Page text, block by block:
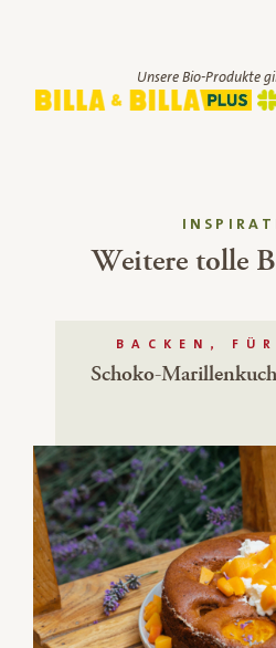
Unsere Bio-Produkte
Weitere tolle
BACKEN,
Schoko-